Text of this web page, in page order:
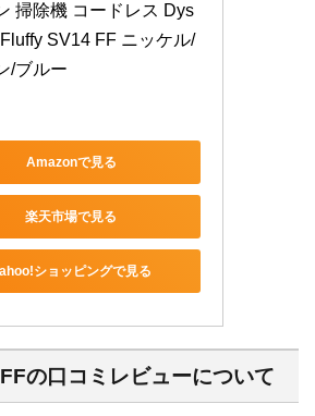
掃除機 コードレス Dys
SV14 FF ニッケル/
/ブルー
Amazonで見る
楽天市場で見る
ショッピングで見る
の口コミレビューについて